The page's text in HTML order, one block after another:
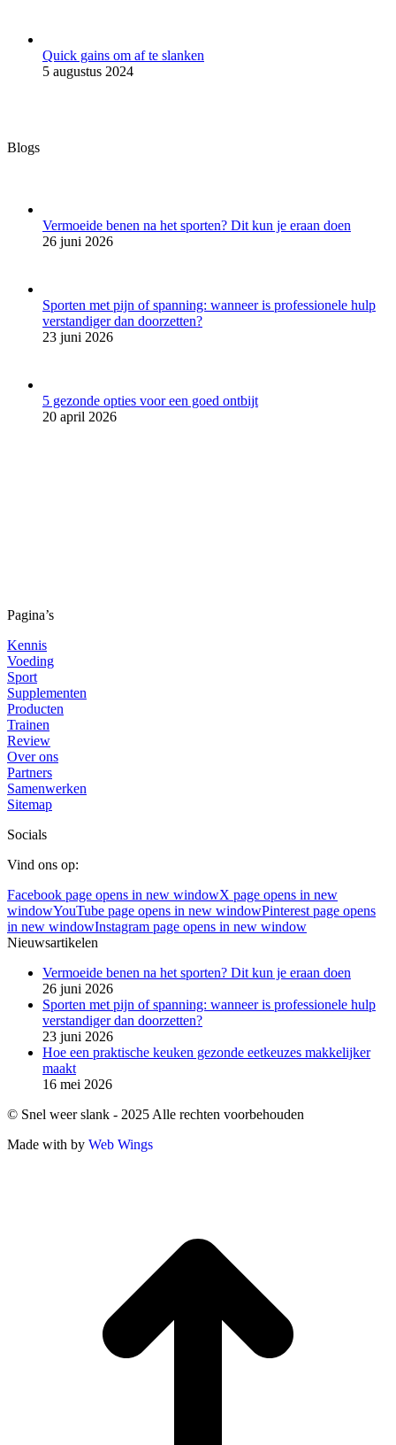
Quick gains om af te slanken
5 augustus 2024
Blogs
Vermoeide benen na het sporten? Dit kun je eraan doen
26 juni 2026
Sporten met pijn of spanning: wanneer is professionele hulp
verstandiger dan doorzetten?
23 juni 2026
5 gezonde opties voor een goed ontbijt
20 april 2026
Pagina’s
Kennis
Voeding
Sport
Supplementen
Producten
Trainen
Review
Over ons
Partners
Samenwerken
Sitemap
Socials
Vind ons op:
Facebook page opens in new windowX page opens in new
windowYouTube page opens in new windowPinterest page opens
in new windowInstagram page opens in new window
Nieuwsartikelen
Vermoeide benen na het sporten? Dit kun je eraan doen
26 juni 2026
Sporten met pijn of spanning: wanneer is professionele hulp
verstandiger dan doorzetten?
23 juni 2026
Hoe een praktische keuken gezonde eetkeuzes makkelijker
maakt
16 mei 2026
© Snel weer slank - 2025 Alle rechten voorbehouden
Made with by Web Wings